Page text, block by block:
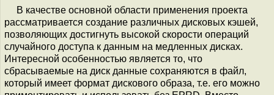
В качестве основной области применения проекта
рассматривается создание различных дисковых кэшей,
позволяющих достигнуть высокой скорости операций
случайного доступа к данным на медленных дисках.
Интересной особенностью является то, что
сбрасываемые на диск данные сохраняются в файл,
который имеет формат дискового образа, т.е. его можно